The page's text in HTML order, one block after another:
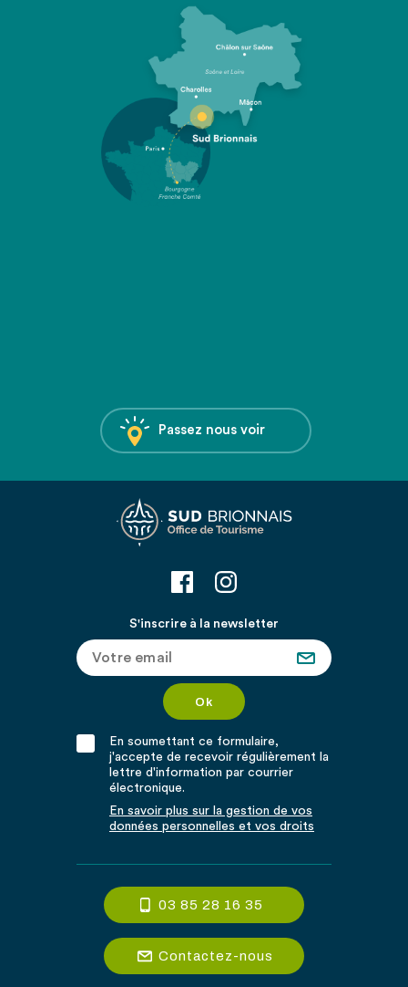
Passez nous voir
S'inscrire à la newsletter
En soumettant ce formulaire,
j'accepte de recevoir régulièrement la
lettre d'information par courrier
électronique.
En savoir plus sur la gestion de vos
données personnelles et vos droits
03 85 28 16 35
Contactez-nous